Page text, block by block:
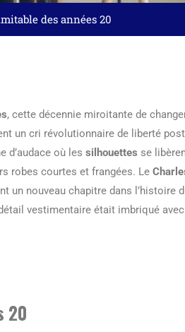
des années 20
, cette décennie miroitante de
un cri révolutionnaire de liberté
d’audace où les silhouettes se
robes courtes et frangées. Le
un nouveau chapitre dans l’histoire
vestimentaire était imbriqué
20